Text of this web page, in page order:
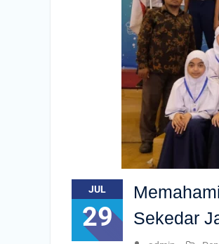
JUL
29
Sekedar